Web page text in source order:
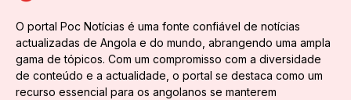
O portal Poc Notícias é uma fonte confiável de notícias
actualizadas de Angola e do mundo, abrangendo uma ampla
gama de tópicos. Com um compromisso com a diversidade
de conteúdo e a actualidade, o portal se destaca como um
recurso essencial para os angolanos se manterem